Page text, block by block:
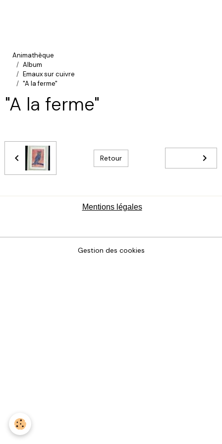
Animathèque
Album
Emaux sur cuivre
"A la ferme"
"A la ferme"
Retour
Mentions légales
Gestion des cookies